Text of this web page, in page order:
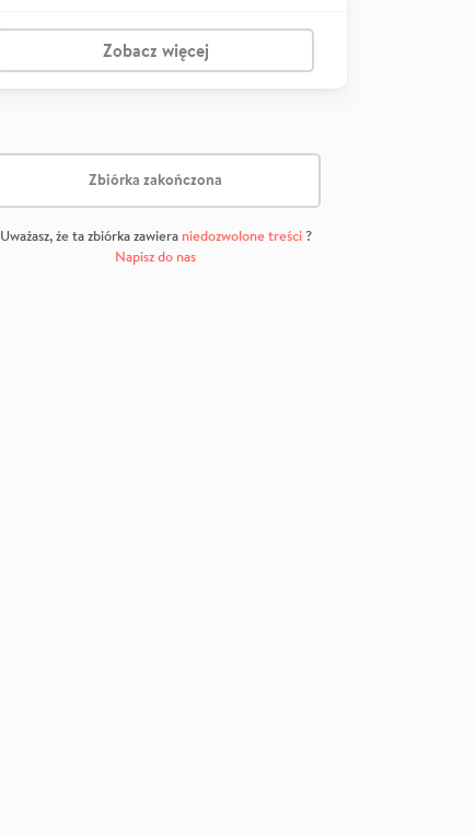
Zobacz więcej
Zbiórka zakończona
Uważasz, że ta zbiórka zawiera niedozwolone treści?
Napisz do nas